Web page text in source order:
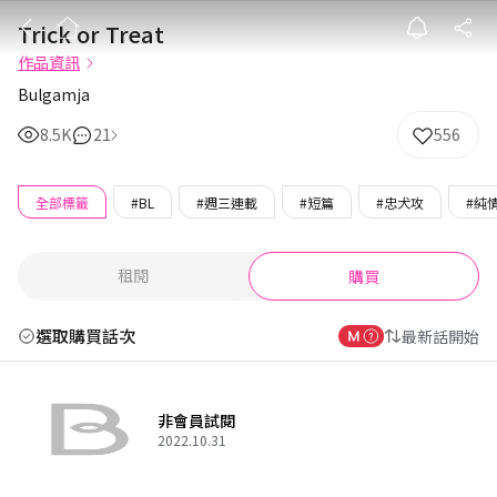
Trick or Treat
Trick or Treat
作品資訊
Bulgamja
8.5K
21 556
全部標籤 #BL #週三連載 #短篇 #忠犬攻 #純
租閱 購買
選取購買話次 最新話開始
非會員試閱
2022.10.31